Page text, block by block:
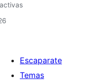
Escaparate
Temas